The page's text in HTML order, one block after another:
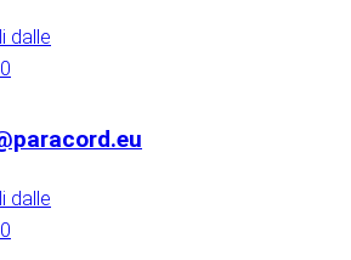
dalle
dalle